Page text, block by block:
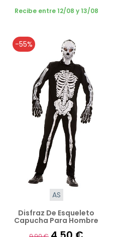
Recibe entre 12/08 y 13/08
-55%
AS
Disfraz De Esqueleto
Capucha Para Hombre